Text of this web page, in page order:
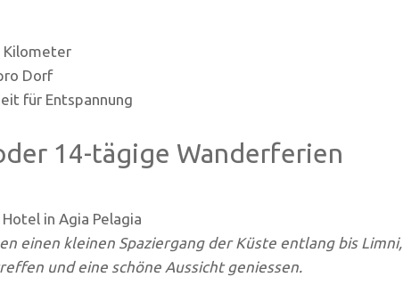
Kilometer
Dorf
für Entspannung
14-tägige Wanderferien
in Agia Pelagia
einen kleinen Spaziergang der Küste entlang bis Limni,
und eine schöne Aussicht geniessen.